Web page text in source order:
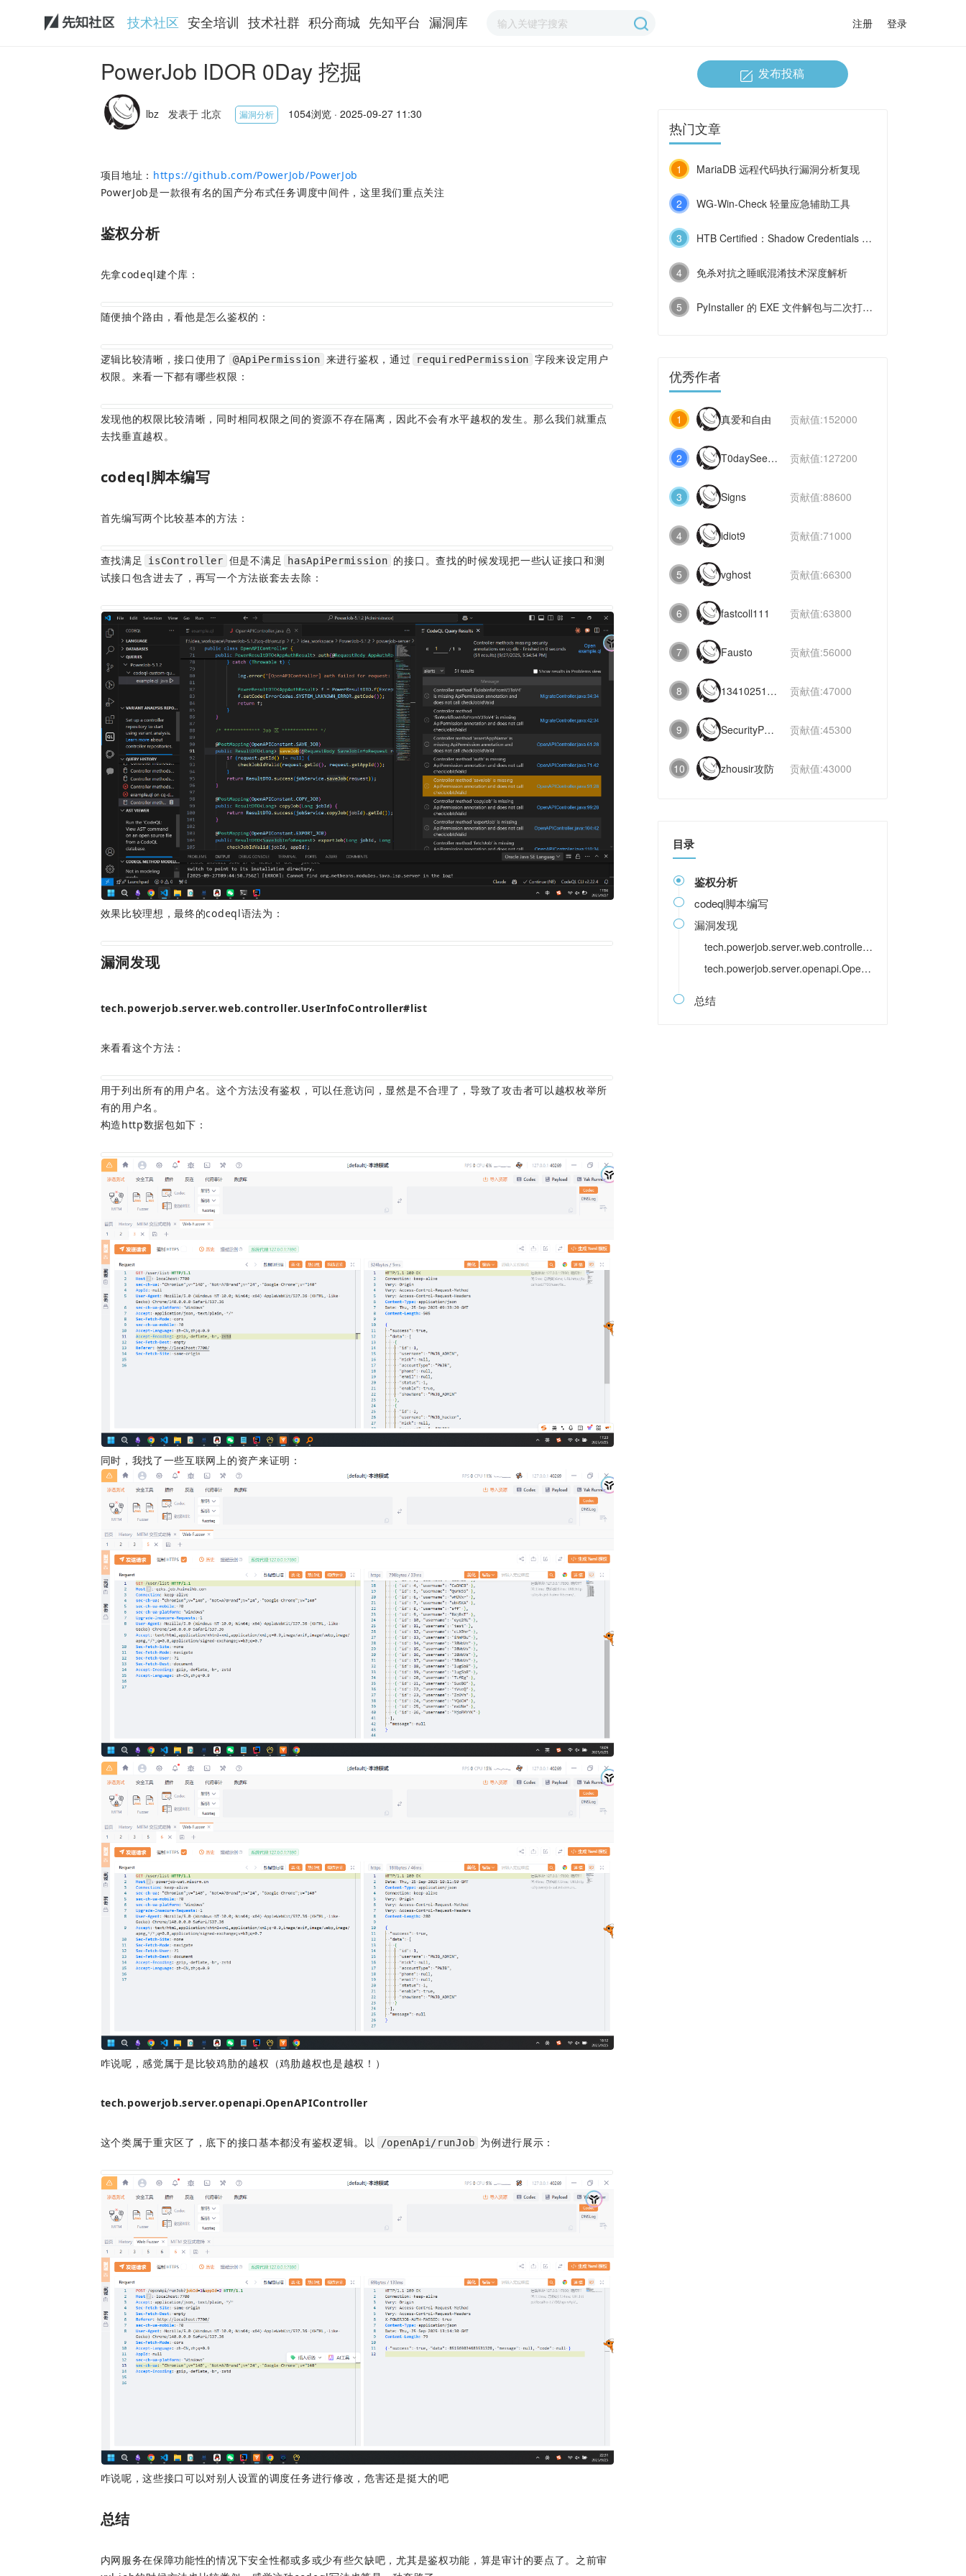
技术社区 安全培训 技术社群 积分商城 先知平台 漏洞库 注册 登录
PowerJob IDOR 0Day 挖掘
lbz 发表于 北京 漏洞分析 1054浏览 · 2025-09-27 11:30
项目地址： https://github.com/PowerJob/PowerJob
PowerJob是一款很有名的国产分布式任务调度中间件，这里我们重点关注
鉴权分析
先拿codeql建个库：
随便抽个路由，看他是怎么鉴权的：
逻辑比较清晰，接口使用了 @ApiPermission 来进行鉴权，通过 requiredPermission 字段来设定用户
权限。来看一下都有哪些权限：
发现他的权限比较清晰，同时相同权限之间的资源不存在隔离，因此不会有水平越权的发生。那么我们就重点
去找垂直越权。
codeql脚本编写
首先编写两个比较基本的方法：
查找满足 isController 但是不满足 hasApiPermission 的接口。查找的时候发现把一些认证接口和测
试接口包含进去了，再写一个方法嵌套去去除：
效果比较理想，最终的codeql语法为：
漏洞发现
tech.powerjob.server.web.controller.UserInfoController#list
来看看这个方法：
用于列出所有的用户名。这个方法没有鉴权，可以任意访问，显然是不合理了，导致了攻击者可以越权枚举所
构造http数据包如下：
咋说呢，感觉属于是比较鸡肋的越权（鸡肋越权也是越权！）
tech.powerjob.server.openapi.OpenAPIController
这个类属于重灾区了，底下的接口基本都没有鉴权逻辑。以 /openApi/runJob 为例进行展示：
咋说呢，这些接口可以对别人设置的调度任务进行修改，危害还是挺大的吧
总结
内网服务在保障功能性的情况下安全性都或多或少有些欠缺吧，尤其是鉴权功能，算是审计的要点了。之前审
发布投稿
热门文章
1 MariaDB 远程代码执行漏洞分析复现
2 WG-Win-Check 轻量应急辅助工具
3 HTB Certified：Shadow Credentials 与 ESC9 的连环利用
4 免杀对抗之睡眠混淆技术深度解析
5 PyInstaller 的 EXE 文件解包与二次打包技术浅探
优秀作者
1 真爱和自由 贡献值:152000
2 T0daySeeker 贡献值:127200
3 Signs 贡献值:88600
4 idiot9 贡献值:71000
5 vghost 贡献值:66300
6 fastcoll111 贡献值:63800
7 Fausto 贡献值:56000
8 1341025112991831 贡献值:47000
9 SecurityPaper 贡献值:45300
10 zhousir攻防 贡献值:43000
目录
 鉴权分析
 codeql脚本编写
 漏洞发现
tech.powerjob.server.web.controller.UserInfoController#list
tech.powerjob.server.openapi.OpenAPIController
 总结